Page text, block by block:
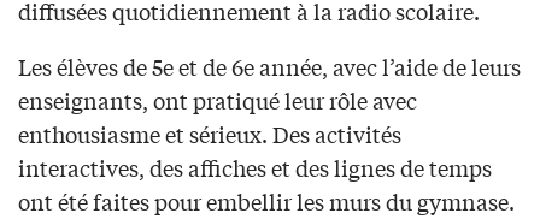
diffusées quotidiennement à la radio scolaire.
Les élèves de 5e et de 6e année, avec l’aide de leurs
enseignants, ont pratiqué leur rôle avec
enthousiasme et sérieux. Des activités
interactives, des affiches et des lignes de temps
ont été faites pour embellir les murs du gymnase.